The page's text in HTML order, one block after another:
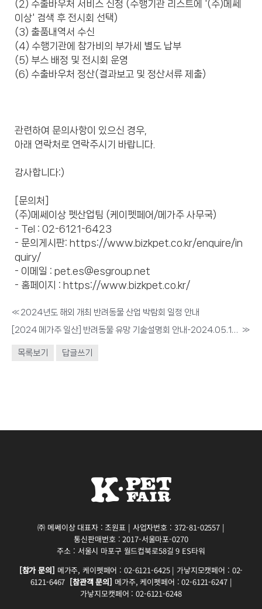
(2) 수출바우처 서비스 신청 (수행기관 리스트에 '(주)메쎄
이상' 검색 후 전시회 선택)
(3) 출품내역서 수신
(4) 수행기관에 참가비의 부가세 별도 납부
(5) 부스 배정 및 전시회 운영
(6) 수출바우처 정산(결과보고 및 정산서류 제출)
관련하여 문의사항이 있으신 경우,
아래 연락처로 연락주시기 바랍니다.
감사합니다:)
[문의처]
(주)메쎄이상 펫산업팀 (케이펫페어/메가주 사무국)
- Tel : 02-6121-6423
- 문의게시판: https://www.bizkpet.co.kr/enquire/in
quiry/
- 이메일 : pet.es@esgroup.net
- 홈페이지 : https://www.bizkpet.co.kr/
«2024년도 해외 개최 반려동물 산업 박람회 일정 안내
[2024 메가주 일산] 반려동물 유망 기술설명회 안내-2024.05.17(금) »
목록보기 답글쓰기
㈜ 메쎄이상 대표자 : 조원표 | 사업자번호 : 372-81-02557 |
통신판매번호 : 2017-서울마포-0270
주소 : 서울시 마포구 월드컵북로58길 9 ES타워
[참가 문의] 메가주, 케이펫페어 : 02-6121-6425 | 가낳지모캣페어 : 02-
6121-6467 [참관객 문의] 메가주, 케이펫페어 : 02-6121-6247 |
가낳지모캣페어 : 02-6121-6248